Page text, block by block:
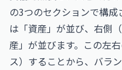
の3つのセクションで構
は「資産」が並び、右側
産」が並びます。この左
ス）することから、バラ